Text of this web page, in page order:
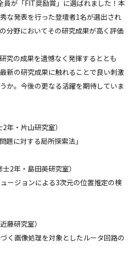
員が「FIT奨励賞」に選ばれました！本
な発表を行った登壇者1名が選出され
分野においてその研究成果が高く評価
究の成果を遺憾なく発揮するととも
新の研究成果に触れることで良い刺激
か。今後の更なる活躍を期待していま
年・片山研究室）
題に対する局所探索法」
2年・島田英研究室）
ュージョンによる3次元の位置推定の検
藤研究室）
く画像処理を対象としたルータ回路の